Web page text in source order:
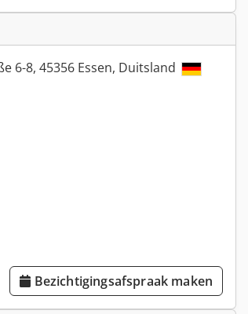
6-8, 45356 Essen, Duitsland
Bezichtigingsafspraak maken